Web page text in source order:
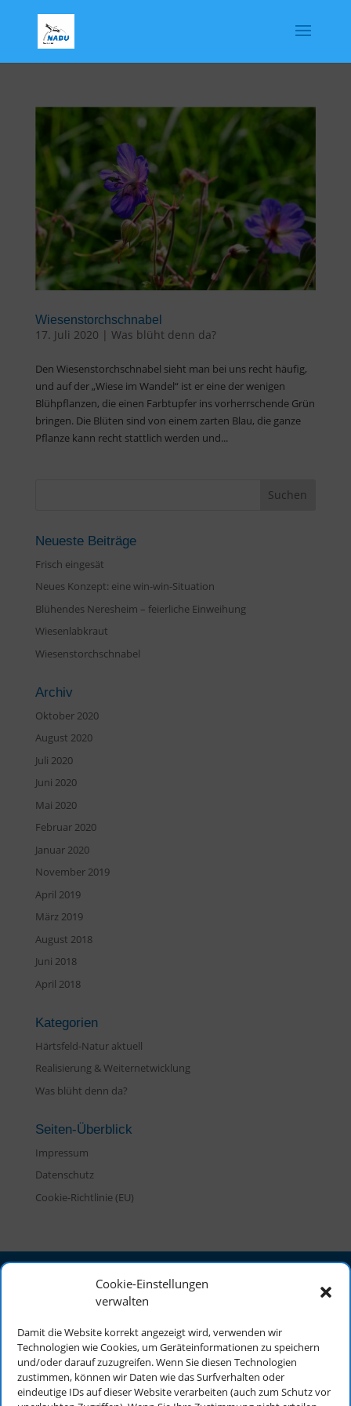
Cookie-Einstellungen
verwalten
Damit die Website korrekt angezeigt wird, verwenden wir
Technologien wie Cookies, um Geräteinformationen zu speichern
und/oder darauf zuzugreifen. Wenn Sie diesen Technologien
zustimmen, können wir Daten wie das Surfverhalten oder
eindeutige IDs auf dieser Website verarbeiten (auch zum Schutz vor
Wiesenstorchschnabel
17. Juli 2020 | Was blüht denn da?
Den Wiesenstorchschnabel sieht man bei uns recht häufig,
und auf der „Wiese im Wandel“ ist er eine der wenigen
Blühpflanzen, die einen Farbtupfer ins vorherrschende Grün
bringen. Die Blüten sind von einem zarten Blau, die ganze
Pflanze kann recht stattlich werden und...
Neueste Beiträge
Frisch eingesät
Neues Konzept: eine win-win-Situation
Blühendes Neresheim – feierliche Einweihung
Wiesenlabkraut
Wiesenstorchschnabel
Archiv
Oktober 2020
August 2020
Juli 2020
Juni 2020
Mai 2020
Februar 2020
Januar 2020
November 2019
April 2019
März 2019
August 2018
Juni 2018
April 2018
Kategorien
Härtsfeld-Natur aktuell
Realisierung & Weiternetwicklung
Was blüht denn da?
Seiten-Überblick
Impressum
Datenschutz
Cookie-Richtlinie (EU)
NABU Härtsfeld
Härtsfeldwerke 10
73450 Neresheim